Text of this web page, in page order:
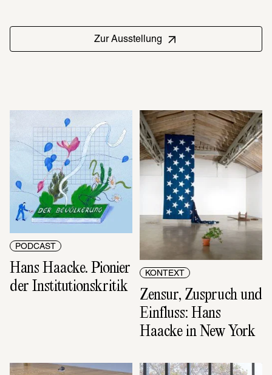
Zur Ausstellung
PODCAST
Hans Haacke. Pionier
der Institutionskritik
KONTEXT
Zensur, Zuspruch und
Einfluss: Hans
Haacke in New York